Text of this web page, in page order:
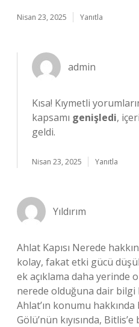
Nisan 23, 2025 Yanıtla
admin
Kısa! Kıymetli
kapsamı genişledi,
geldi.
Nisan 23, 2025 Yanıtla
Yıldırım
Ahlat Kapısı Nerede
kolay, fakat etki gücü
ek açıklama daha yerinde
nerede olduğuna dair bilgi
Ahlat’ın konumu
Gölü’nün kıyısında,